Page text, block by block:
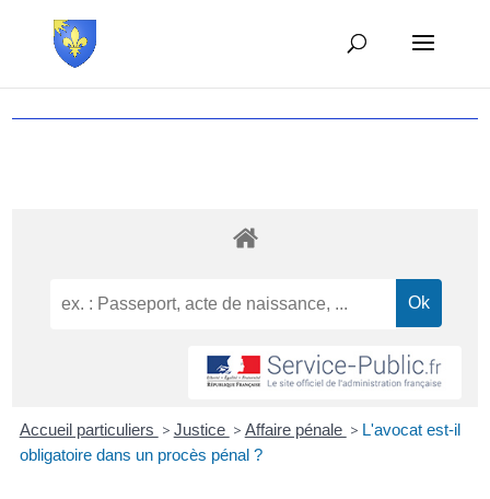
Accueil particuliers > Justice > Affaire pénale > L'avocat est-il
obligatoire dans un procès pénal ?